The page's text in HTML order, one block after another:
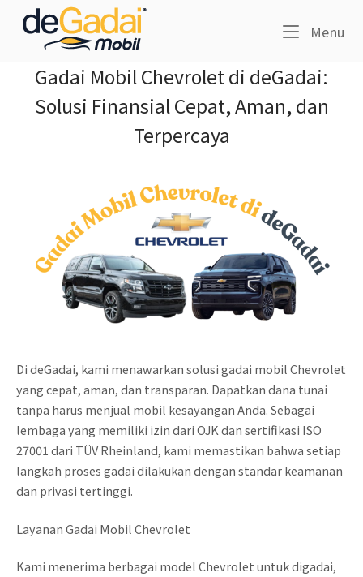
content
Home
Menu
Gadai Mobil Chevrolet di deGadai:
Solusi Finansial Cepat, Aman, dan
Terpercaya
Di deGadai, kami menawarkan solusi gadai mobil Chevrolet
yang cepat, aman, dan transparan. Dapatkan dana tunai
tanpa harus menjual mobil kesayangan Anda. Sebagai
lembaga yang memiliki izin dari OJK dan sertifikasi ISO
27001 dari TÜV Rheinland, kami memastikan bahwa setiap
langkah proses gadai dilakukan dengan standar keamanan
dan privasi tertinggi.
Layanan Gadai Mobil Chevrolet
Kami menerima berbagai model Chevrolet untuk digadai,